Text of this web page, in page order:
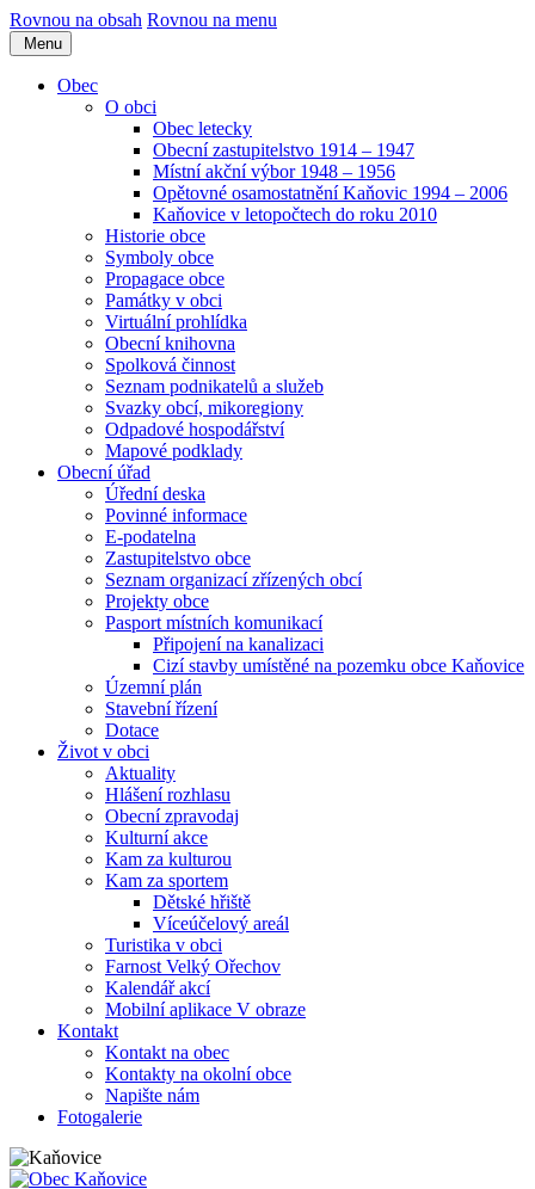
Rovnou na obsah Rovnou na menu
Menu
Obec
O obci
Obec letecky
Obecní zastupitelstvo 1914 – 1947
Místní akční výbor 1948 – 1956
Opětovné osamostatnění Kaňovic 1994 – 2006
Kaňovice v letopočtech do roku 2010
Historie obce
Symboly obce
Propagace obce
Památky v obci
Virtuální prohlídka
Obecní knihovna
Spolková činnost
Seznam podnikatelů a služeb
Svazky obcí, mikoregiony
Odpadové hospodářství
Mapové podklady
Obecní úřad
Úřední deska
Povinné informace
E-podatelna
Zastupitelstvo obce
Seznam organizací zřízených obcí
Projekty obce
Pasport místních komunikací
Připojení na kanalizaci
Cizí stavby umístěné na pozemku obce Kaňovice
Územní plán
Stavební řízení
Dotace
Život v obci
Aktuality
Hlášení rozhlasu
Obecní zpravodaj
Kulturní akce
Kam za kulturou
Kam za sportem
Dětské hřiště
Víceúčelový areál
Turistika v obci
Farnost Velký Ořechov
Kalendář akcí
Mobilní aplikace V obraze
Kontakt
Kontakt na obec
Kontakty na okolní obce
Napište nám
Fotogalerie